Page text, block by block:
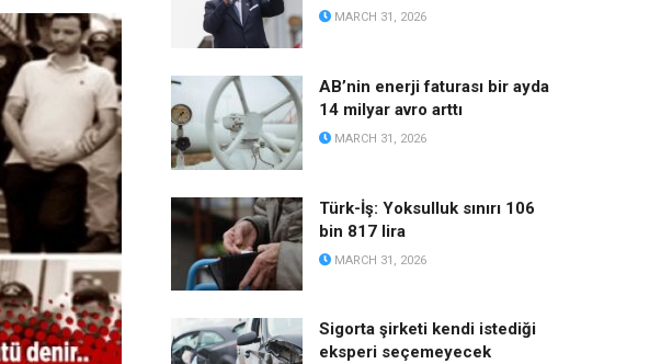
MARCH 31, 2026
AB’nin enerji faturası bir ayda
14 milyar avro arttı
MARCH 31, 2026
Türk-İş: Yoksulluk sınırı 106
bin 817 lira
MARCH 31, 2026
Sigorta şirketi kendi istediği
eksperi seçemeyecek